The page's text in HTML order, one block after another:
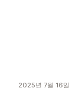
2025년 7월 16일